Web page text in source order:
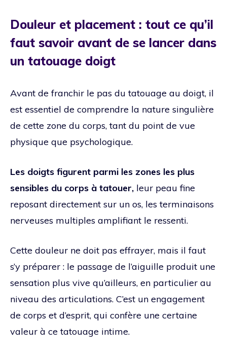
Douleur et placement : tout ce qu’il
faut savoir avant de se lancer dans
un tatouage doigt
Avant de franchir le pas du tatouage au doigt, il
est essentiel de comprendre la nature singulière
de cette zone du corps, tant du point de vue
physique que psychologique.
Les doigts figurent parmi les zones les plus
sensibles du corps à tatouer, leur peau fine
reposant directement sur un os, les terminaisons
nerveuses multiples amplifiant le ressenti.
Cette douleur ne doit pas effrayer, mais il faut
s’y préparer : le passage de l’aiguille produit une
sensation plus vive qu’ailleurs, en particulier au
niveau des articulations. C’est un engagement
de corps et d’esprit, qui confère une certaine
valeur à ce tatouage intime.